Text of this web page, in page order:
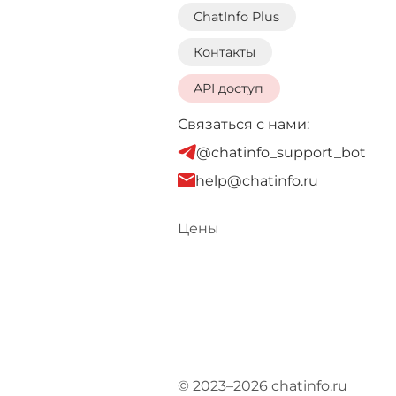
ChatInfo Plus
Контакты
API доступ
Связаться с нами:
@chatinfo_support_bot
help@chatinfo.ru
Цены
© 2023–2026 chatinfo.ru